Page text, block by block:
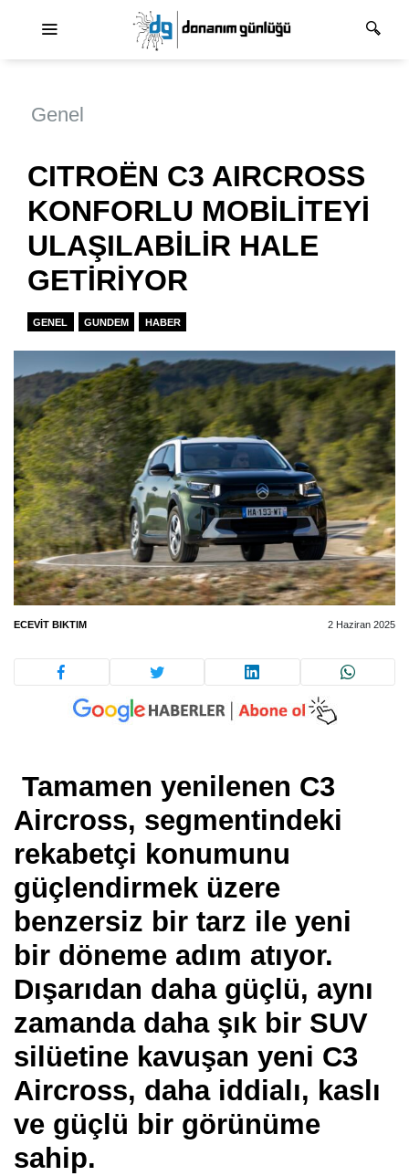
Genel
CITROËN C3 AIRCROSS
KONFORLU MOBİLİTEYİ
ULAŞILABİLİR HALE
GETİRİYOR
GENEL GUNDEM HABER
ECEVIT BIKTIM 2 Haziran 2025
Tamamen yenilenen C3
Aircross, segmentindeki
rekabetçi konumunu
güçlendirmek üzere
benzersiz bir tarz ile yeni
bir döneme adım atıyor.
Dışarıdan daha güçlü, aynı
zamanda daha şık bir SUV
silüetine kavuşan yeni C3
Aircross, daha iddialı, kaslı
ve güçlü bir görünüme
sahip.